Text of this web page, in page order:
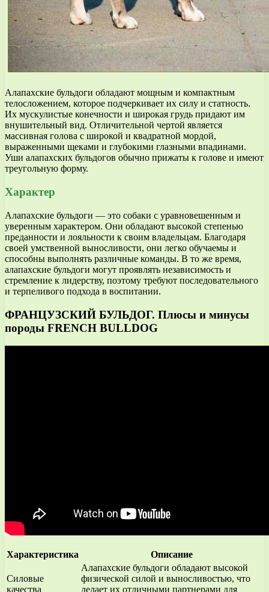
Алапахские бульдоги обладают мощным и компактным
телосложением, которое подчеркивает их силу и статность.
Их мускулистые конечности и широкая грудь придают им
внушительный вид. Отличительной чертой является
массивная голова с широкой и квадратной мордой,
выраженными щеками и глубокими глазными впадинами.
Уши алапахских бульдогов обычно прижаты к голове и имеют
треугольную форму.
Характер
Алапахские бульдоги — это собаки с уравновешенным и
уверенным характером. Они обладают высокой степенью
преданности и лояльности к своим владельцам. Благодаря
своей умственной выносливости, они легко обучаемы и
способны выполнять различные команды. В то же время,
алапахские бульдоги могут проявлять независимость и
стремление к лидерству, поэтому требуют последовательного
и терпеливого подхода в воспитании.
ФРАНЦУЗСКИЙ БУЛЬДОГ. Плюсы и минусы
породы FRENCH BULLDOG
Характеристика Описание
Силовые
качества
Алапахские бульдоги обладают высокой
физической силой и выносливостью, что
делает их отличными партнерами для